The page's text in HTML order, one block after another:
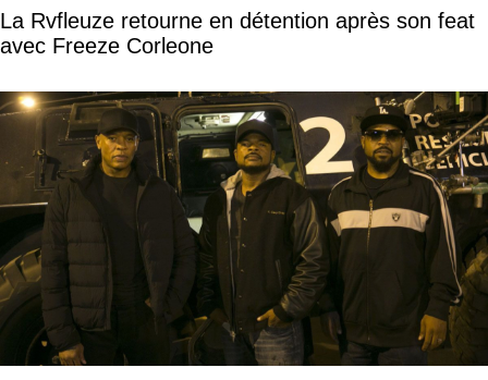
La Rvfleuze retourne en détention après son feat
avec Freeze Corleone